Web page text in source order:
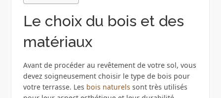
Le choix du bois et des
matériaux
Avant de procéder au revêtement de votre sol, vous
devez soigneusement choisir le type de bois pour
votre terrasse. Les bois naturels sont très utilisés